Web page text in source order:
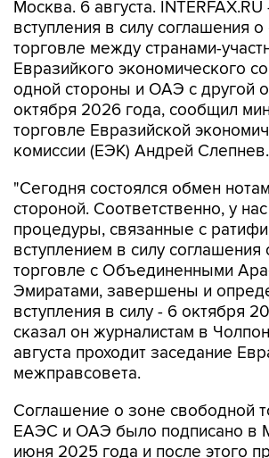
торговле между странами-
Евразийкого экономического
одной стороны и ОАЭ с другой
октября 2026 года, сообщил
торговле Евразийской
комиссии (ЕЭК) Андрей Слепнев.
"Сегодня состоялся обмен
процедуры, связанные с
вступлением в силу соглашения
торговле с Объединенными
Эмиратами, завершены и
вступления в силу - 6 октября
сказал он журналистам в
августа проходит заседание
межправсовета.
Соглашение о зоне свободной
июня 2025 года и после этого
ратификационные процедуры.